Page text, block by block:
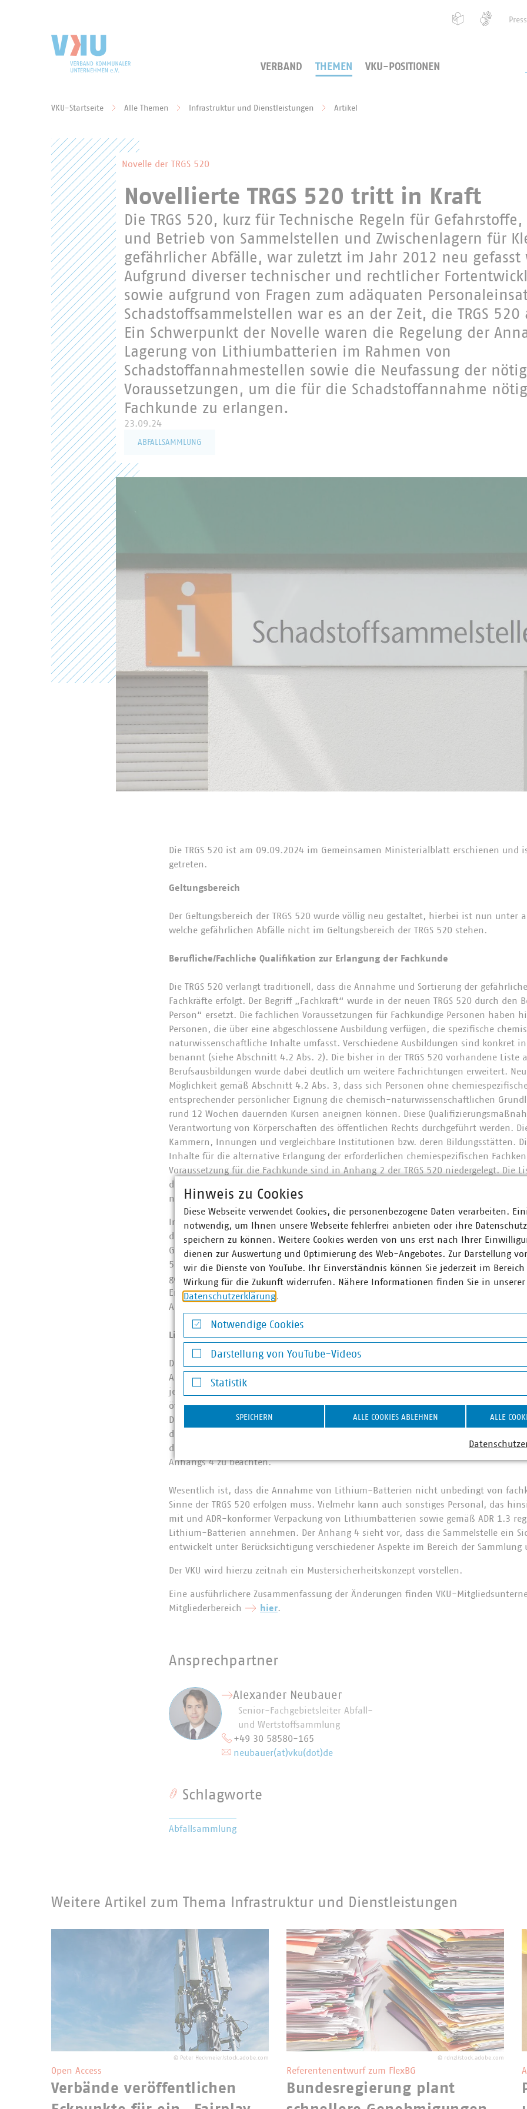
VERBAND THEMEN VKU-POSITIONEN
VKU-Startseite Alle Themen Infrastruktur und Dienstleistungen Artikel
Novelle der TRGS 520
Novellierte TRGS 520 tritt in Kraft
Die TRGS 520, kurz für Technische Regeln für
und Betrieb von Sammelstellen und Zwischenlagern für
gefährlicher Abfälle, war zuletzt im Jahr 2012 neu gefasst
Aufgrund diverser technischer und rechtlicher
sowie aufgrund von Fragen zum adäquaten
Schadstoffsammelstellen war es an der Zeit, die TRGS 520
Ein Schwerpunkt der Novelle waren die Regelung der
Lagerung von Lithiumbatterien im Rahmen von
Schadstoffannahmestellen sowie die Neufassung der
Voraussetzungen, um die für die Schadstoffannahme
Fachkunde zu erlangen.
23.09.24
ABFALLSAMMLUNG
Die TRGS 520 ist am 09.09.2024 im Gemeinsamen Ministerialblatt erschienen und
getreten.
Geltungsbereich
Der Geltungsbereich der TRGS 520 wurde völlig neu gestaltet, hierbei ist nun unter
welche gefährlichen Abfälle nicht im Geltungsbereich der TRGS 520 stehen.
Berufliche/Fachliche Qualifikation zur Erlangung der Fachkunde
Die TRGS 520 verlangt traditionell, dass die Annahme und Sortierung der
Fachkräfte erfolgt. Der Begriff „Fachkraft“ wurde in der neuen TRGS 520 durch den
Person“ ersetzt. Die fachlichen Voraussetzungen für Fachkundige Personen haben
Personen, die über eine abgeschlossene Ausbildung verfügen, die spezifische
naturwissenschaftliche Inhalte umfasst. Verschiedene Ausbildungen sind konkret in
benannt (siehe Abschnitt 4.2 Abs. 2). Die bisher in der TRGS 520 vorhandene Liste
Berufsausbildungen wurde dabei deutlich um weitere Fachrichtungen erweitert.
Möglichkeit gemäß Abschnitt 4.2 Abs. 3, dass sich Personen ohne
entsprechender persönlicher Eignung die chemisch-naturwissenschaftlichen
rund 12 Wochen dauernden Kursen aneignen können. Diese
Verantwortung von Körperschaften des öffentlichen Rechts durchgeführt werden.
Kammern, Innungen und vergleichbare Institutionen bzw. deren Bildungsstätten.
Inhalte für die alternative Erlangung der erforderlichen chemiespezifischen
Voraussetzung für die Fachkunde sind in Anhang 2 der TRGS 520 niedergelegt. Die
den zutreffenden Inhalten und Zeitrahmen der entsprechenden Berufsausbildungen,
neue Möglichkeit keine Absenkung des Qualifikations-Niveaus herbeigeführt wird.
In Abbildung 1 der TRGS 520 finden sich die abschließend aufgezählten
der Fachkunde. Diese umfassen neben den im vorhergehenden Absatz dargestellten
Grundvoraussetzungen den Fachkunde-Lehrgang nach Anhang 1.1
520-Kurs“, mit einer Dauer von nunmehr vier Tagen) bzw. Fortbildungen nach
gefahrgutrechtlichen Kenntnisse (mindestens Lehrgang nach Kapitel 1.3 ADR), die
Einarbeitung, die Kenntnisse der Annahmebedingungen der übernehmenden
Ausbildung als Ersthelfer.
Lithium-Batterien auf der Schadstoffannahmestelle
Die Annahme von Lithium-Batterien durch die öffentlich-rechtlichen
Anwendungsbereich grundsätzlich nicht der TRGS 520. Lithium-Batterien können
jedem Wertstoffhof ohne Schadstoffannahmestelle angenommen werden. Allerdings
öffentlich-rechtliche Entsorgungsträger Lithium-Batterien im Rahmen der
Da die Schadstoffannahmestelle gegenüber dem normalen Wertstoffhof aufgrund
diverser gefährlicher Abfälle ein höheres Gefahrenpotenzial im Brandfalle darstellt,
der Annahme von Lithium-Batterien in mobilen oder stationären
Anhangs 4 zu beachten.
Wesentlich ist, dass die Annahme von Lithium-Batterien nicht unbedingt von
Sinne der TRGS 520 erfolgen muss. Vielmehr kann auch sonstiges Personal, das
mit und ADR-konformer Verpackung von Lithiumbatterien sowie gemäß ADR 1.3
Lithium-Batterien annehmen. Der Anhang 4 sieht vor, dass die Sammelstelle ein
entwickelt unter Berücksichtigung verschiedener Aspekte im Bereich der Sammlung
Der VKU wird hierzu zeitnah ein Mustersicherheitskonzept vorstellen.
Eine ausführlichere Zusammenfassung der Änderungen finden VKU-
Mitgliederbereich
hier.
Ansprechpartner
Alexander Neubauer
Senior-Fachgebietsleiter Abfall-
und Wertstoffsammlung
+49 30 58580-165
neubauer(at)vku(dot)de
Schlagworte
Abfallsammlung
Weitere Artikel zum Thema Infrastruktur und Dienstleistungen
© Peter Heckmeier/stock.adobe.com
Open Access
Verbände veröffentlichen
© rdnzl/stock.adobe.com
Referentenentwurf zum FlexBG
Bundesregierung plant
Hinweis zu Cookies
Diese Webseite verwendet Cookies, die personenbezogene Daten verarbeiten.
notwendig, um Ihnen unsere Webseite fehlerfrei anbieten oder ihre
speichern zu können. Weitere Cookies werden von uns erst nach Ihrer
dienen zur Auswertung und Optimierung des Web-Angebotes. Zur Darstellung
wir die Dienste von YouTube. Ihr Einverständnis können Sie jederzeit im
Wirkung für die Zukunft widerrufen. Nähere Informationen finden Sie in unserer
Datenschutzerklärung.
Notwendige Cookies
Notwendige Cookies
Darstellung von YouTube-Videos
Darstellung von YouTube-Videos
Statistik
Statistik
SPEICHERN ALLE COOKIES ABLEHNEN ALLE